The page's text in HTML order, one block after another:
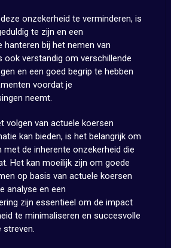
onzekerheid te verminderen, is
te zijn en een
hanteren bij het nemen van
ook verstandig om verschillende
en een goed begrip te hebben
voordat je
neemt.
volgen van actuele koersen
kan bieden, is het belangrijk om
met de inherente onzekerheid die
Het kan moeilijk zijn om goede
op basis van actuele koersen
analyse en een
zijn essentieel om de impact
te minimaliseren en succesvolle
streven.